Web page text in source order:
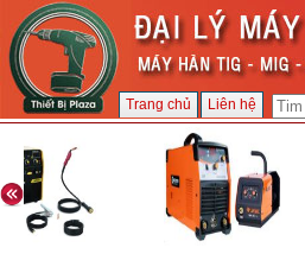
Trang chủ Liên hệ